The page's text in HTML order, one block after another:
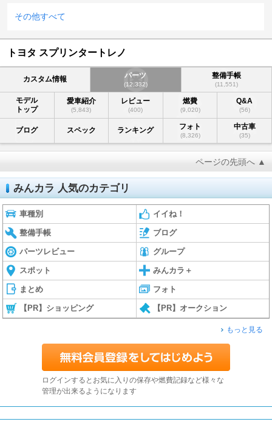
その他すべて
トヨタ スプリンタートレノ
カスタム情報 パーツ
(12,332)
整備手帳
(11,551)
モデル
トップ
愛車紹介
(5,843)
レビュー
(400)
燃費
(9,020)
Q&A
(56)
ブログ スペック ランキング フォト
(8,326)
中古車
(35)
ページの先頭へ ▲
みんカラ 人気のカテゴリ
車種別 イイね！
整備手帳 ブログ
パーツレビュー グループ
スポット みんカラ＋
まとめ フォト
【PR】ショッピング 【PR】オークション
もっと見る
ログインするとお気に入りの保存や燃費記録など様々な
管理が出来るようになります